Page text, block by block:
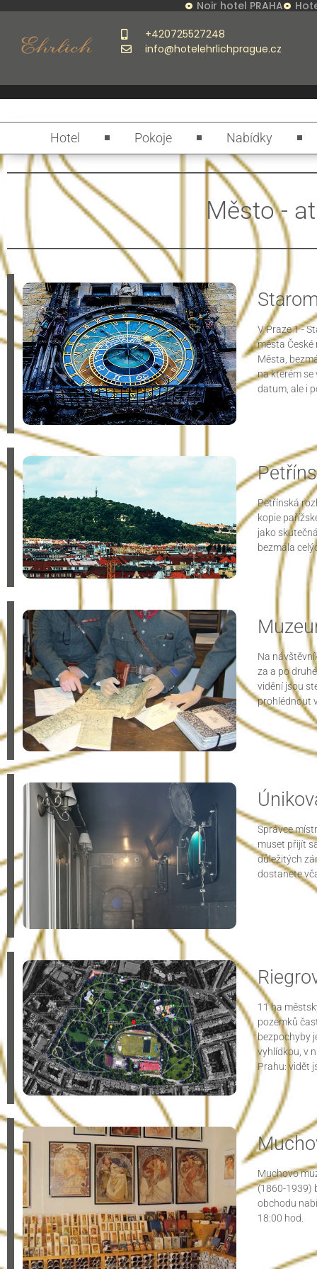
+420725527248
info@hotelehrlichprague.cz
Noir hotel PRAHA
Hotel Pokoje Nabídky
Město -
V Praze 1 -
města
Města,
na kterém se
datum, ale i
Petřínská
kopie
jako
bezmála
Na
za a po
vidění jsou
prohlédnout
Správce
muset přijít
důležitých
dostanete
11 ha
pozemků
bezpochyby
vyhlídkou, v
Prahu: vidět
Muchovo
(1860-1939)
obchodu
18:00 hod.